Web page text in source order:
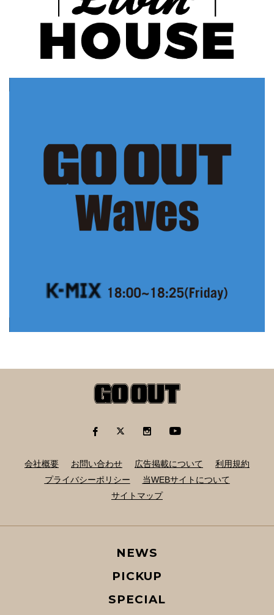
会社概要 お問い合わせ 広告掲載について
利用規約
プライバシーポリシー
当WEBサイトについて
サイトマップ
NEWS
PICKUP
SPECIAL